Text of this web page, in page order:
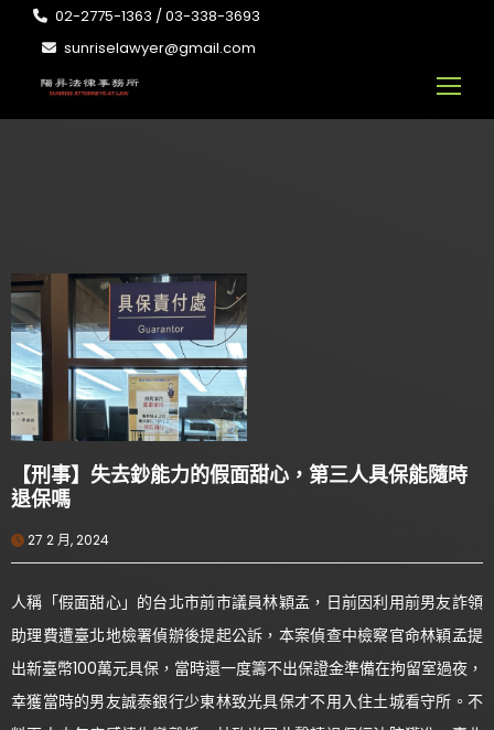
02-2775-1363 / 03-338-3693
sunriselawyer@gmail.com
【刑事】失去鈔能力的假面甜心，第三人具保能隨時
退保嗎
27 2 月, 2024
人稱「假面甜心」的台北市前市議員林穎孟，日前因利用前男友詐領
助理費遭臺北地檢署偵辦後提起公訴，本案偵查中檢察官命林穎孟提
出新臺幣100萬元具保，當時還一度籌不出保證金準備在拘留室過夜，
幸獲當時的男友誠泰銀行少東林致光具保才不用入住土城看守所。不